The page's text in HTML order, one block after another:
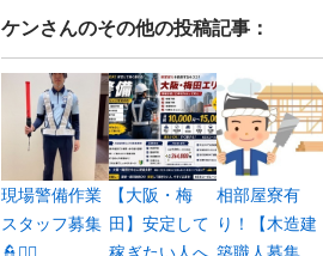
ケンさんのその他の投稿記事：
現場警備作業
スタッフ募集
【大阪・梅
田】安定して
相部屋寮有
り！【木造建